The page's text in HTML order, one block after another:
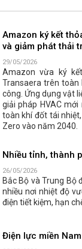
Amazon ký kết
và giảm phát thải
29/05/2026
Amazon vừa ký
Transaera trên
công. Ứng dụng vật
giải pháp HVAC
toàn khí đốt tái
Zero vào năm 2040.
Nhiều tỉnh, thành
26/05/2026
Bắc Bộ và Trung Bộ
nhiều nơi nhiệt độ
điện tiết kiệm, hạn
Điện lực miền